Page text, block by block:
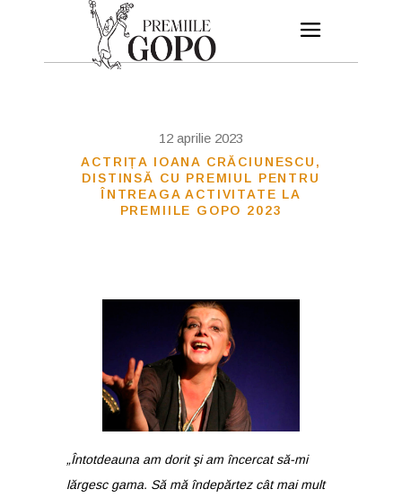
12 aprilie 2023
ACTRIȚA IOANA CRĂCIUNESCU,
DISTINSĂ CU PREMIUL PENTRU
ÎNTREAGA ACTIVITATE LA
PREMIILE GOPO 2023
„Întotdeauna am dorit şi am încercat să-mi
lărgesc gama. Să mă îndepărtez cât mai mult